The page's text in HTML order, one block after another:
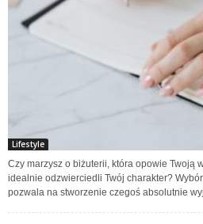
Lifestyle
Czy marzysz o biżuterii, która opowie Twoją
idealnie odzwierciedli Twój charakter?
pozwala na stworzenie czegoś absolutnie